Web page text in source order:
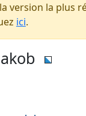
version la plus
ici.